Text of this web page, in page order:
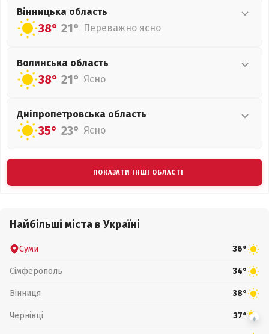
Вінницька область
38° 21° Переважно ясно
Волинська область
38° 21° Ясно
Дніпропетровська область
35° 23° Ясно
ПОКАЗАТИ ІНШІ ОБЛАСТІ
Найбільші міста в Україні
Суми 36°
Сімферополь 34°
Вінниця 38°
Чернівці 37°